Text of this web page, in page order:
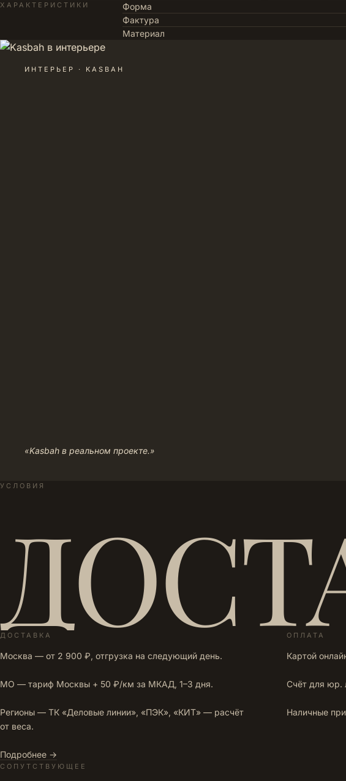
ХАРАКТЕРИСТИКИ Форма
Фактура
Материал
ИНТЕРЬЕР · KASBAH
«Kasbah в реальном проекте.»
УСЛОВИЯ
ДОСТАВКА
Москва — от 2 900 ₽, отгрузка на следующий день.
МО — тариф Москвы + 50 ₽/км за МКАД, 1–3 дня.
Регионы — ТК «Деловые линии», «ПЭК», «КИТ» — расчёт
от веса.
Подробнее →
ОПЛАТА
Картой
Счёт для юр.
Наличные
СОПУТСТВУЮЩЕЕ